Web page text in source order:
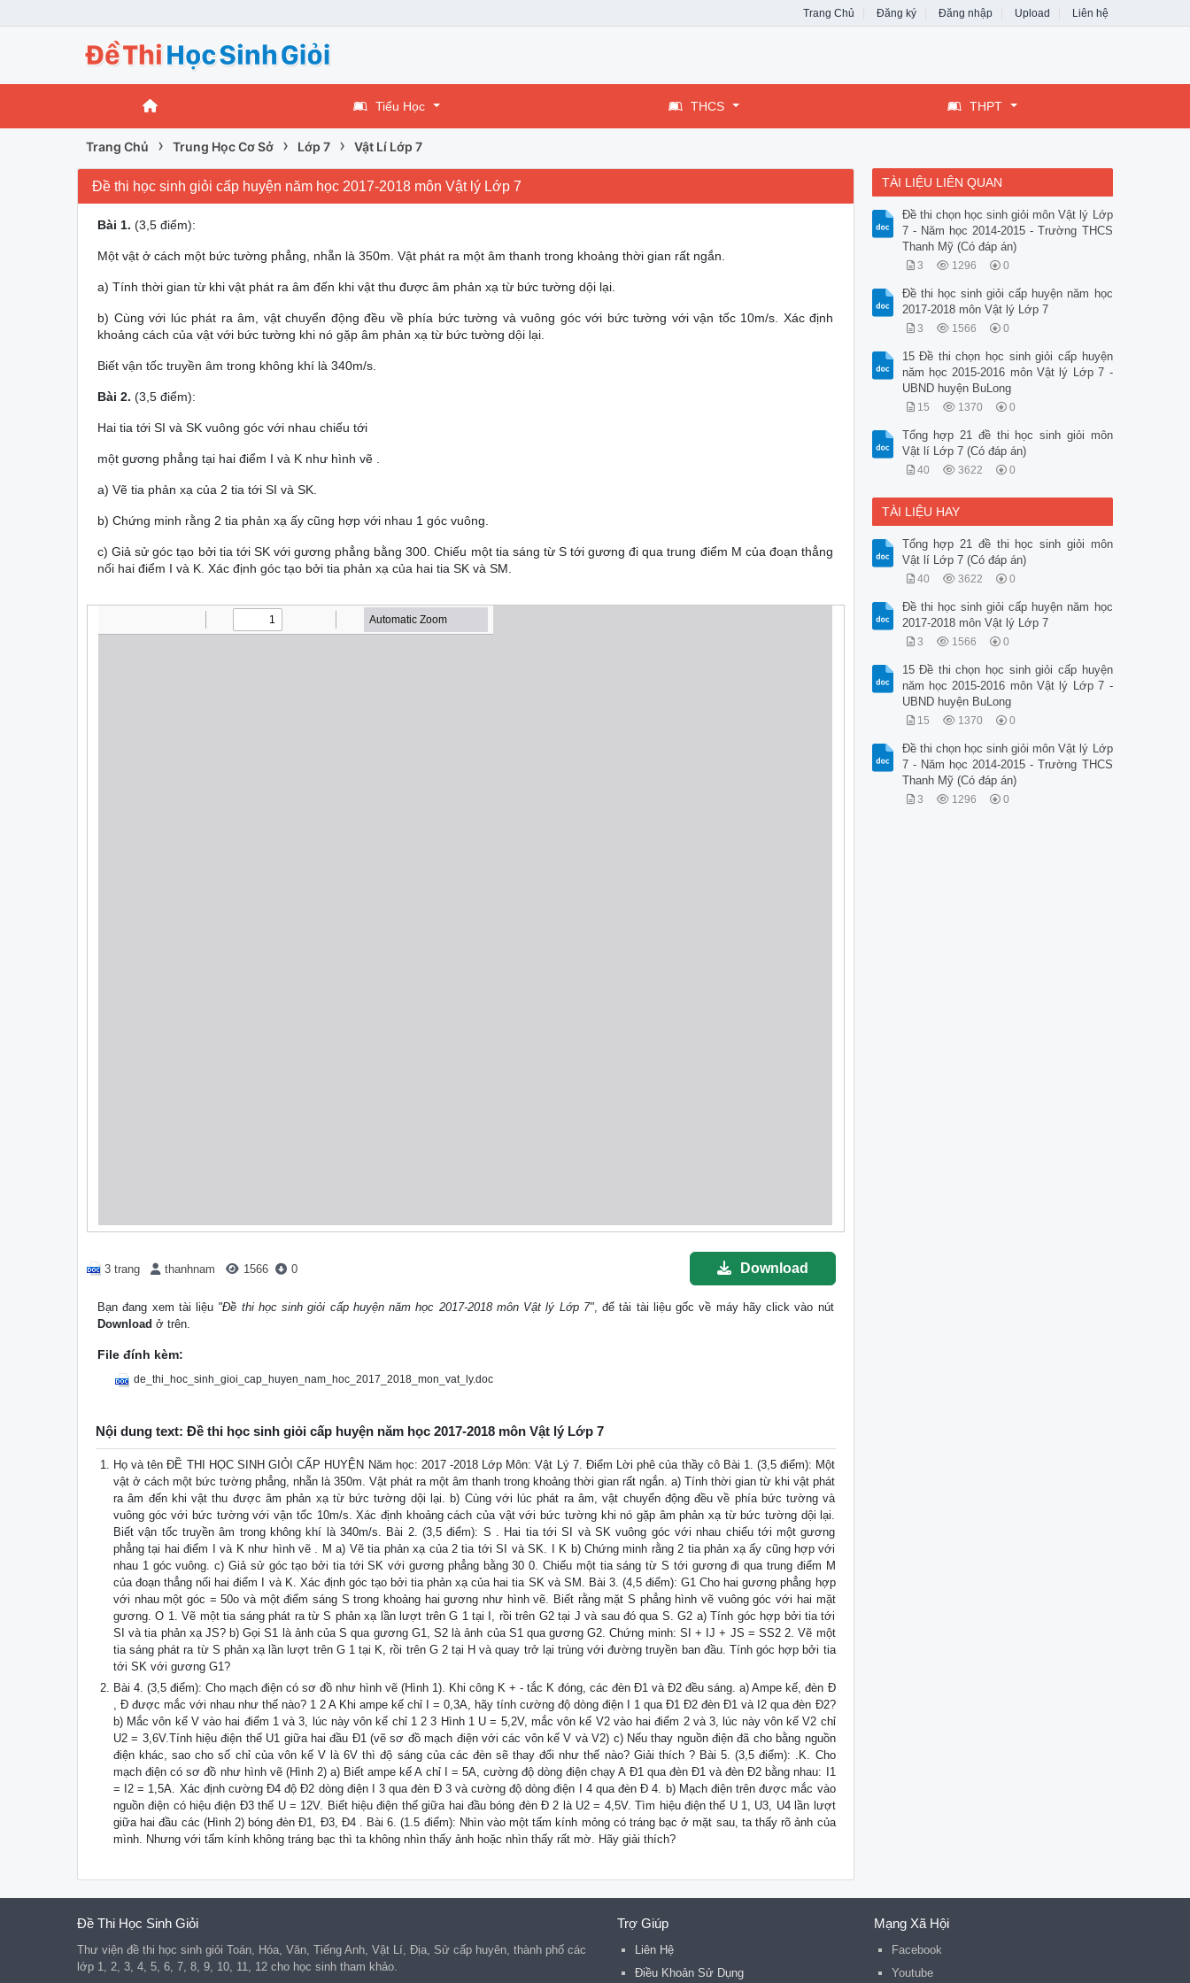
Trang Chủ Đăng ký Đăng nhập Upload Liên hệ
Tiểu Học THCS THPT
Trang Chủ › Trung Học Cơ Sở › Lớp 7 › Vật Lí Lớp 7
Đề thi học sinh giỏi cấp huyện năm học 2017-2018 môn Vật lý Lớp 7
Bài 1. (3,5 điểm):
Một vật ở cách một bức tường phẳng, nhẵn là 350m. Vật phát ra một âm thanh trong khoảng thời gian rất ngắn.
a) Tính thời gian từ khi vật phát ra âm đến khi vật thu được âm phản xạ từ bức tường dội lại.
b) Cùng với lúc phát ra âm, vật chuyển động đều về phía bức tường và vuông góc với bức tường với vận tốc 10m/s. Xác định
khoảng cách của vật với bức tường khi nó gặp âm phản xạ từ bức tường dội lại.
Biết vận tốc truyền âm trong không khí là 340m/s.
Bài 2. (3,5 điểm):
Hai tia tới SI và SK vuông góc với nhau chiếu tới
một gương phẳng tại hai điểm I và K như hình vẽ .
a) Vẽ tia phản xạ của 2 tia tới SI và SK.
b) Chứng minh rằng 2 tia phản xạ ấy cũng hợp với nhau 1 góc vuông.
c) Giả sử góc tạo bởi tia tới SK với gương phẳng bằng 300. Chiếu một tia sáng từ S tới gương đi qua trung điểm M của đoạn thẳng
nối hai điểm I và K. Xác định góc tạo bởi tia phản xạ của hai tia SK và SM.
3 trang thanhnam 1566 0 Download
Bạn đang xem tài liệu "Đề thi học sinh giỏi cấp huyện năm học 2017-2018 môn Vật lý Lớp 7", để tải tài liệu gốc về máy hãy click vào nút
Download ở trên.
File đính kèm:
de_thi_hoc_sinh_gioi_cap_huyen_nam_hoc_2017_2018_mon_vat_ly.doc
Nội dung text: Đề thi học sinh giỏi cấp huyện năm học 2017-2018 môn Vật lý Lớp 7
Họ và tên ĐỀ THI HỌC SINH GIỎI CẤP HUYỆN Năm học: 2017 -2018 Lớp Môn: Vật Lý 7. Điểm Lời phê của thầy cô Bài 1. (3,5 điểm): Một
vật ở cách một bức tường phẳng, nhẵn là 350m. Vật phát ra một âm thanh trong khoảng thời gian rất ngắn. a) Tính thời gian từ khi vật phát
ra âm đến khi vật thu được âm phản xạ từ bức tường dội lại. b) Cùng với lúc phát ra âm, vật chuyển động đều về phía bức tường và
vuông góc với bức tường với vận tốc 10m/s. Xác định khoảng cách của vật với bức tường khi nó gặp âm phản xạ từ bức tường dội lại.
Biết vận tốc truyền âm trong không khí là 340m/s. Bài 2. (3,5 điểm): S . Hai tia tới SI và SK vuông góc với nhau chiếu tới một gương
phẳng tại hai điểm I và K như hình vẽ . M a) Vẽ tia phản xạ của 2 tia tới SI và SK. I K b) Chứng minh rằng 2 tia phản xạ ấy cũng hợp với
nhau 1 góc vuông. c) Giả sử góc tạo bởi tia tới SK với gương phẳng bằng 30 0. Chiếu một tia sáng từ S tới gương đi qua trung điểm M
của đoạn thẳng nối hai điểm I và K. Xác định góc tạo bởi tia phản xạ của hai tia SK và SM. Bài 3. (4,5 điểm): G1 Cho hai gương phẳng hợp
với nhau một góc = 50o và một điểm sáng S trong khoảng hai gương như hình vẽ. Biết rằng mặt S phẳng hình vẽ vuông góc với hai mặt
gương. O 1. Vẽ một tia sáng phát ra từ S phản xạ lần lượt trên G 1 tại I, rồi trên G2 tại J và sau đó qua S. G2 a) Tính góc hợp bởi tia tới
SI và tia phản xạ JS? b) Gọi S1 là ảnh của S qua gương G1, S2 là ảnh của S1 qua gương G2. Chứng minh: SI + IJ + JS = SS2 2. Vẽ một
tia sáng phát ra từ S phản xạ lần lượt trên G 1 tại K, rồi trên G 2 tại H và quay trở lại trùng với đường truyền ban đầu. Tính góc hợp bởi tia
tới SK với gương G1?
Bài 4. (3,5 điểm): Cho mạch điện có sơ đồ như hình vẽ (Hình 1). Khi công K + - tắc K đóng, các đèn Đ1 và Đ2 đều sáng. a) Ampe kế, đèn Đ
, Đ được mắc với nhau như thế nào? 1 2 A Khi ampe kế chỉ I = 0,3A, hãy tính cường độ dòng điện I 1 qua Đ1 Đ2 đèn Đ1 và I2 qua đèn Đ2?
b) Mắc vôn kế V vào hai điểm 1 và 3, lúc này vôn kế chỉ 1 2 3 Hình 1 U = 5,2V, mắc vôn kế V2 vào hai điểm 2 và 3, lúc này vôn kế V2 chỉ
U2 = 3,6V.Tính hiệu điện thế U1 giữa hai đầu Đ1 (vẽ sơ đồ mạch điện với các vôn kế V và V2) c) Nếu thay nguồn điện đã cho bằng nguồn
điện khác, sao cho số chỉ của vôn kế V là 6V thì độ sáng của các đèn sẽ thay đổi như thế nào? Giải thích ? Bài 5. (3,5 điểm): .K. Cho
mạch điện có sơ đồ như hình vẽ (Hình 2) a) Biết ampe kế A chỉ I = 5A, cường độ dòng điện chạy A Đ1 qua đèn Đ1 và đèn Đ2 bằng nhau: I1
= I2 = 1,5A. Xác định cường Đ4 độ Đ2 dòng điện I 3 qua đèn Đ 3 và cường độ dòng điện I 4 qua đèn Đ 4. b) Mạch điện trên được mắc vào
nguồn điện có hiệu điện Đ3 thế U = 12V. Biết hiệu điện thế giữa hai đầu bóng đèn Đ 2 là U2 = 4,5V. Tìm hiệu điện thế U 1, U3, U4 lần lượt
giữa hai đầu các (Hình 2) bóng đèn Đ1, Đ3, Đ4 . Bài 6. (1.5 điểm): Nhìn vào một tấm kính mỏng có tráng bạc ở mặt sau, ta thấy rõ ảnh của
mình. Nhưng với tấm kính không tráng bạc thì ta không nhìn thấy ảnh hoặc nhìn thấy rất mờ. Hãy giải thích?
TÀI LIỆU LIÊN QUAN
Đề thi chọn học sinh giỏi môn Vật lý Lớp
7 - Năm học 2014-2015 - Trường THCS
Thanh Mỹ (Có đáp án)
3 1296 0
Đề thi học sinh giỏi cấp huyện năm học
2017-2018 môn Vật lý Lớp 7
3 1566 0
15 Đề thi chọn học sinh giỏi cấp huyện
năm học 2015-2016 môn Vật lý Lớp 7 -
UBND huyện BuLong
15 1370 0
Tổng hợp 21 đề thi học sinh giỏi môn
Vật lí Lớp 7 (Có đáp án)
40 3622 0
TÀI LIỆU HAY
Tổng hợp 21 đề thi học sinh giỏi môn
Vật lí Lớp 7 (Có đáp án)
40 3622 0
Đề thi học sinh giỏi cấp huyện năm học
2017-2018 môn Vật lý Lớp 7
3 1566 0
15 Đề thi chọn học sinh giỏi cấp huyện
năm học 2015-2016 môn Vật lý Lớp 7 -
UBND huyện BuLong
15 1370 0
Đề thi chọn học sinh giỏi môn Vật lý Lớp
7 - Năm học 2014-2015 - Trường THCS
Thanh Mỹ (Có đáp án)
3 1296 0
Đề Thi Học Sinh Giỏi
Thư viện đề thi học sinh giỏi Toán, Hóa, Văn, Tiếng Anh, Vật Lí, Địa, Sử cấp huyên, thành phố các
lớp 1, 2, 3, 4, 5, 6, 7, 8, 9, 10, 11, 12 cho học sinh tham khảo.
Trợ Giúp
Liên Hệ
Điều Khoản Sử Dụng
Mạng Xã Hội
Facebook
Youtube